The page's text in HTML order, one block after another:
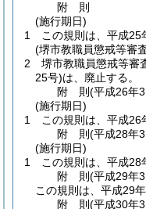
附 則
(施行期日)
1
この規則は、平成25
(堺市教職員懲戒等審
2
堺市教職員懲戒等審
25号)は、廃止する。
附 則(平成26年
(施行期日)
1
この規則は、平成26
附 則(平成28年
(施行期日)
1
この規則は、平成28
附 則(平成29年
この規則は、平成29
附 則(平成30年